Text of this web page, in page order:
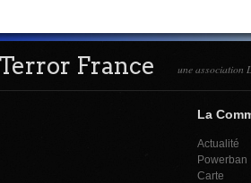
France une association
La
Actualité
Powerban
Carte